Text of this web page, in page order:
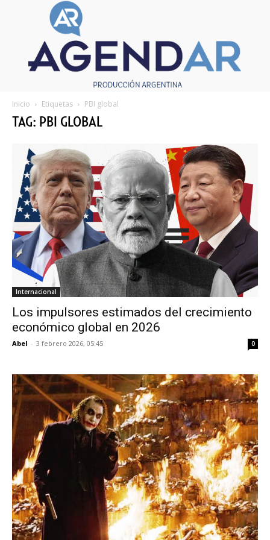
Inicio Etiquetas PBI global
TAG: PBI GLOBAL
Internacional
Los impulsores estimados del crecimiento
económico global en 2026
Abel - 3 febrero 2026, 05:45 0